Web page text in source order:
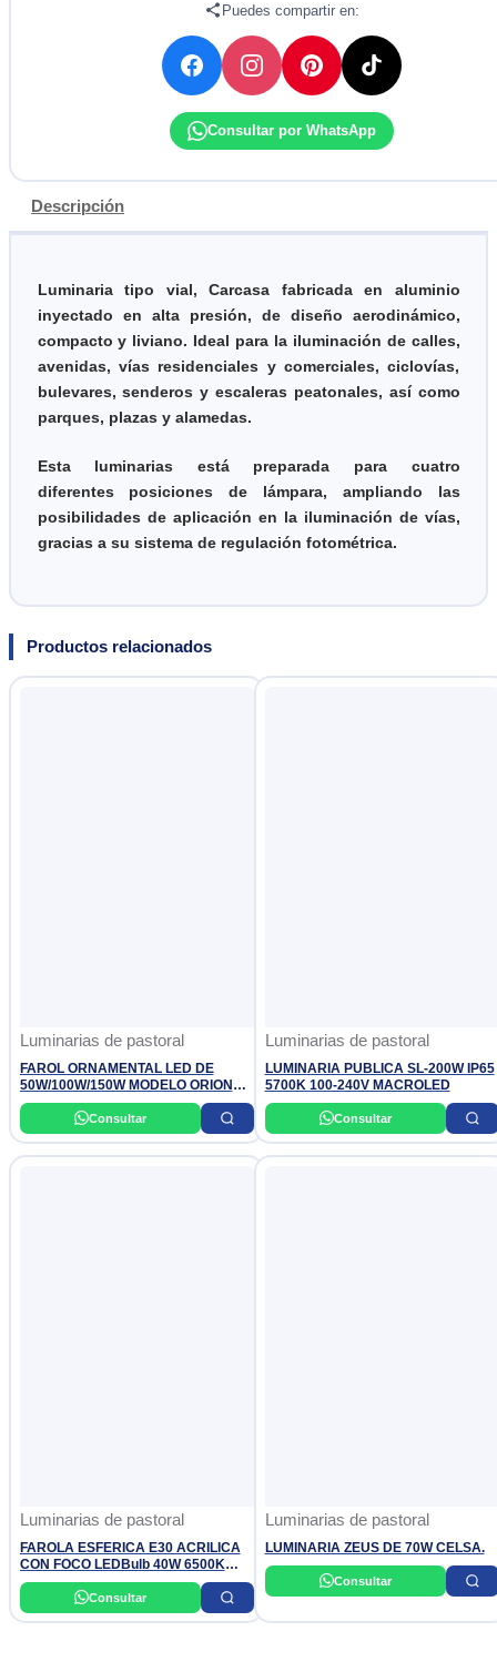
Puedes compartir en:
Consultar por WhatsApp
Descripción
Luminaria tipo vial, Carcasa fabricada en aluminio
inyectado en alta presión, de diseño aerodinámico,
compacto y liviano. Ideal para la iluminación de calles,
avenidas, vías residenciales y comerciales, ciclovías,
bulevares, senderos y escaleras peatonales, así como
parques, plazas y alamedas.
Esta luminarias está preparada para cuatro
diferentes posiciones de lámpara, ampliando las
posibilidades de aplicación en la iluminación de vías,
gracias a su sistema de regulación fotométrica.
Productos relacionados
Luminarias de pastoral
FAROL ORNAMENTAL LED DE
50W/100W/150W MODELO ORION
NACIONAL
Consultar
Luminarias de pastoral
LUMINARIA PUBLICA SL-200W IP65
5700K 100-240V MACROLED
Consultar
Luminarias de pastoral
FAROLA ESFERICA E30 ACRILICA
CON FOCO LEDBulb 40W 6500K
220-240V A130 AR PHILIPS
Consultar
Luminarias de pastoral
LUMINARIA ZEUS DE 70W CELSA.
Consultar